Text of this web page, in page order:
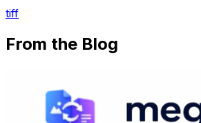
tiff
From the Blog